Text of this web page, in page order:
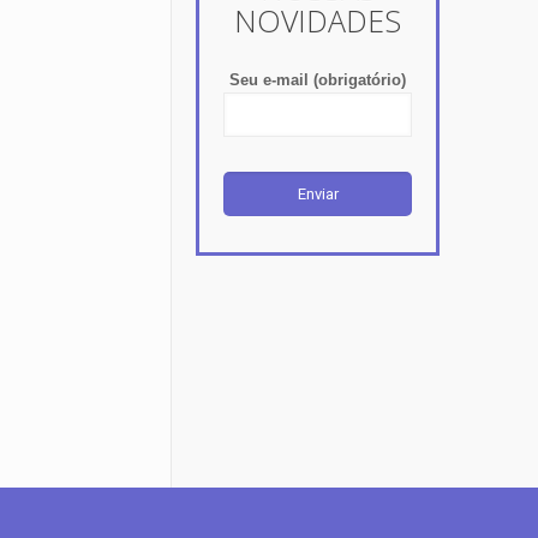
NOVIDADES
Seu e-mail (obrigatório)